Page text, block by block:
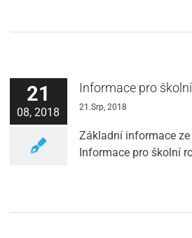
21
08, 2018
Informace pro
21.Srp, 2018
Základní informace
Informace pro